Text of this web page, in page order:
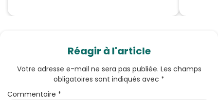
Réagir à l'article
Votre adresse e-mail ne sera pas publiée. Les champs
obligatoires sont indiqués avec *
Commentaire *